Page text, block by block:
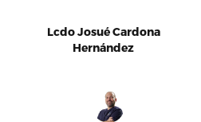
Lcdo Josué Cardona
Hernández